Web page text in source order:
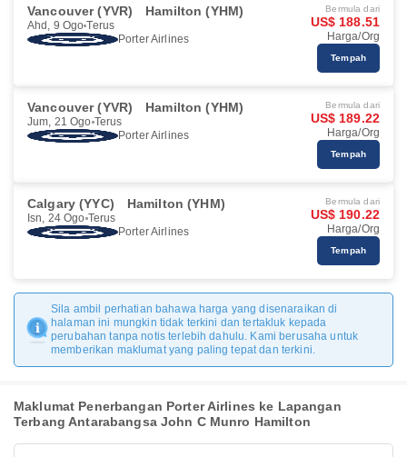
Vancouver (YVR) Hamilton (YHM)
Ahd, 9 Ogo Terus
Porter Airlines
Bermula dari
US$ 188.51
Harga/Org
Tempah
Vancouver (YVR) Hamilton (YHM)
Jum, 21 Ogo Terus
Porter Airlines
Bermula dari
US$ 189.22
Harga/Org
Tempah
Calgary (YYC) Hamilton (YHM)
Isn, 24 Ogo Terus
Porter Airlines
Bermula dari
US$ 190.22
Harga/Org
Tempah
Sila ambil perhatian bahawa harga yang disenaraikan di
halaman ini mungkin tidak terkini dan tertakluk kepada
perubahan tanpa notis terlebih dahulu. Kami berusaha untuk
memberikan maklumat yang paling tepat dan terkini.
Maklumat Penerbangan Porter Airlines ke Lapangan
Terbang Antarabangsa John C Munro Hamilton